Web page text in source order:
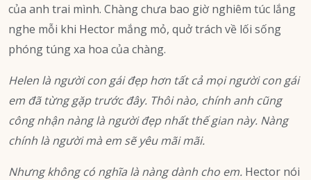
của anh trai mình. Chàng chưa bao giờ nghiêm túc lắng
nghe mỗi khi Hector mắng mỏ, quở trách về lối sống
phóng túng xa hoa của chàng.
Helen là người con gái đẹp hơn tất cả mọi người con gái
em đã từng gặp trước đây. Thôi nào, chính anh cũng
công nhận nàng là người đẹp nhất thế gian này. Nàng
chính là người mà em sẽ yêu mãi mãi.
Nhưng không có nghĩa là nàng dành cho em. Hector nói